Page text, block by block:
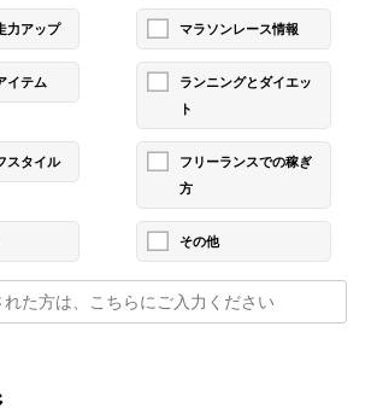
力アップ マラソンレース情報
イテム
ランニングとダイエッ
ト
スタイル
フリーランスでの稼ぎ
方
その他